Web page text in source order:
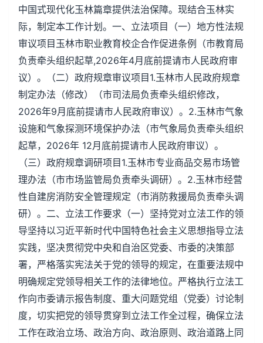
中国式现代化玉林篇章提供法治保障。现结合玉林实
际，制定本工作计划。一、立法项目（一）地方性法规
审议项目玉林市职业教育校企合作促进条例（市教育局
负责牵头组织起草,2026年4月底前提请市人民政府审
议）。（二）政府规章审议项目1.玉林市人民政府规章
制定办法（修改）（市司法局负责牵头组织修改，
2026年9月底前提请市人民政府审议）。2.玉林市气象
设施和气象探测环境保护办法（市气象局负责牵头组织
起草，2026年 12月底前提请市人民政府审议）。
（三）政府规章调研项目1.玉林市专业商品交易市场管
理办法（市市场监管局负责牵头调研）。2.玉林市经营
性自建房消防安全管理规定（市消防救援局负责牵头调
研）。二、立法工作要求（一）坚持党对立法工作的领
导坚持以习近平新时代中国特色社会主义思想指导立法
实践，坚决贯彻党中央和自治区党委、市委的决策部
署，严格落实宪法关于党的领导的规定，在重要法规中
明确规定党领导相关工作的法律地位。严格执行立法工
作向市委请示报告制度、重大问题党组（党委）讨论制
度，切实把党的领导贯穿到立法工作全过程，确保立法
工作在政治立场、政治方向、政治原则、政治道路上同